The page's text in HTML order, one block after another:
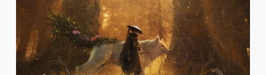
Beast
Reincarnation